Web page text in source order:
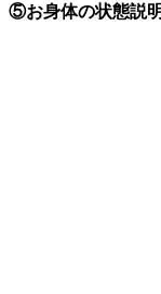
⑤お身体の状態説